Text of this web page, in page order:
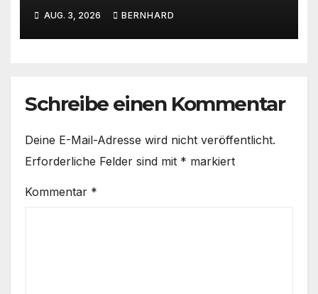
beim SC Barienrode!
AUG. 3, 2026 BERNHARD
Schreibe einen Kommentar
Deine E-Mail-Adresse wird nicht veröffentlicht.
Erforderliche Felder sind mit * markiert
Kommentar *